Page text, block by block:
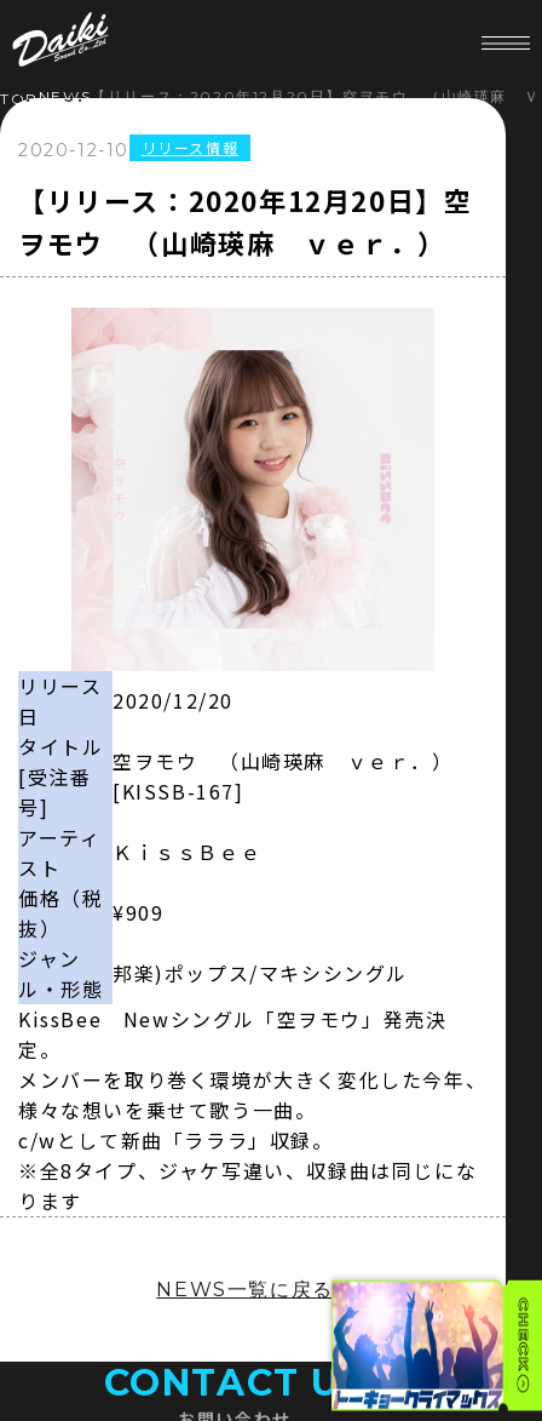
SNS
お問い合わせ
HOME
NEWS
SERVICE
RECRUIT
STORE
TOPNEWS【リリース：2020年12月20日】空ヲモウ （山崎瑛麻 Ｖ
2020-12-10 リリース情報
【リリース：2020年12月20日】空
ヲモウ （山崎瑛麻 ｖｅｒ．）
リリース
日
2020/12/20
タイトル
[受注番
号]
空ヲモウ （山崎瑛麻 ｖｅｒ．）
[KISSB-167]
アーティ
スト
ＫｉｓｓＢｅｅ
価格（税
抜）
¥909
ジャン
ル・形態
邦楽)ポップス/マキシシングル
KissBee Newシングル「空ヲモウ」発売決
定。
メンバーを取り巻く環境が大きく変化した今年、
様々な想いを乗せて歌う一曲。
c/wとして新曲「ラララ」収録。
※全8タイプ、ジャケ写違い、収録曲は同じにな
ります
NEWS一覧に戻る
CONTACT US